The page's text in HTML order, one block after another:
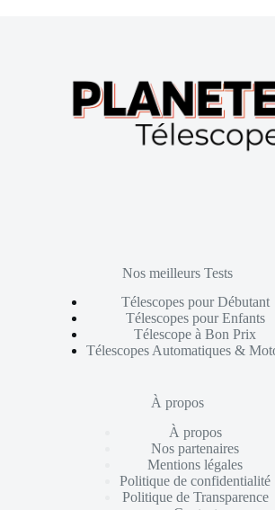
Nos meilleurs Tests
Télescopes pour Débutant
Télescopes pour Enfants
Télescope à Bon Prix
Télescopes Automatiques &
À propos
À propos
Nos partenaires
Mentions légales
Politique de confidentialité
Politique de Transparence